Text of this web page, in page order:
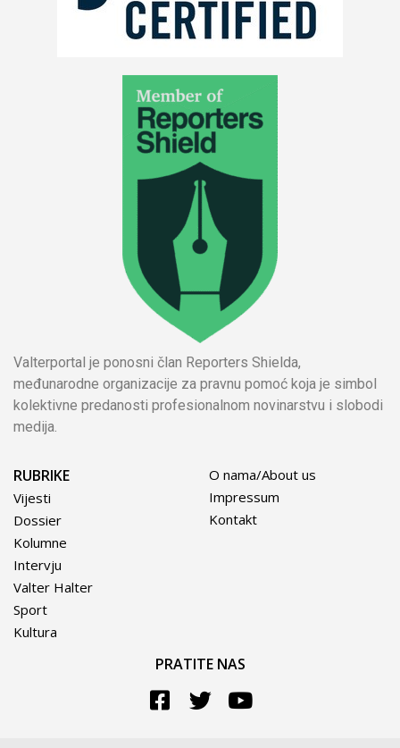
Valterportal je ponosni član Reporters Shielda,
međunarodne organizacije za pravnu pomoć koja je simbol
kolektivne predanosti profesionalnom novinarstvu i slobodi
medija.
RUBRIKE
Vijesti
Dossier
Kolumne
Intervju
Valter Halter
Sport
Kultura
O nama/About us
Impressum
Kontakt
PRATITE NAS